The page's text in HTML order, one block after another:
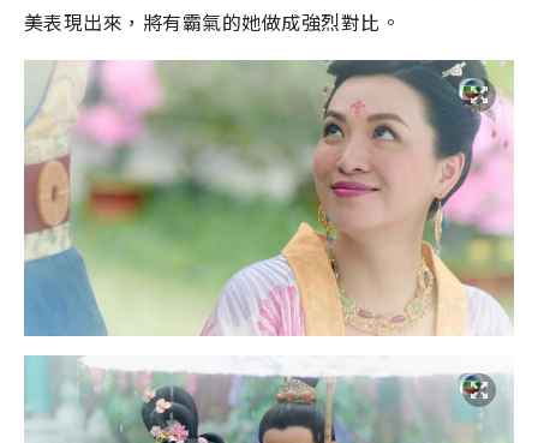
美表現出來，將有霸氣的她做成強烈對比。